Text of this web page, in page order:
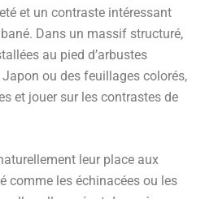
et un contraste intéressant
Dans un massif structuré,
au pied d’arbustes
ou des feuillages colorés,
et jouer sur les contrastes de
leur place aux
comme les échinacées ou les